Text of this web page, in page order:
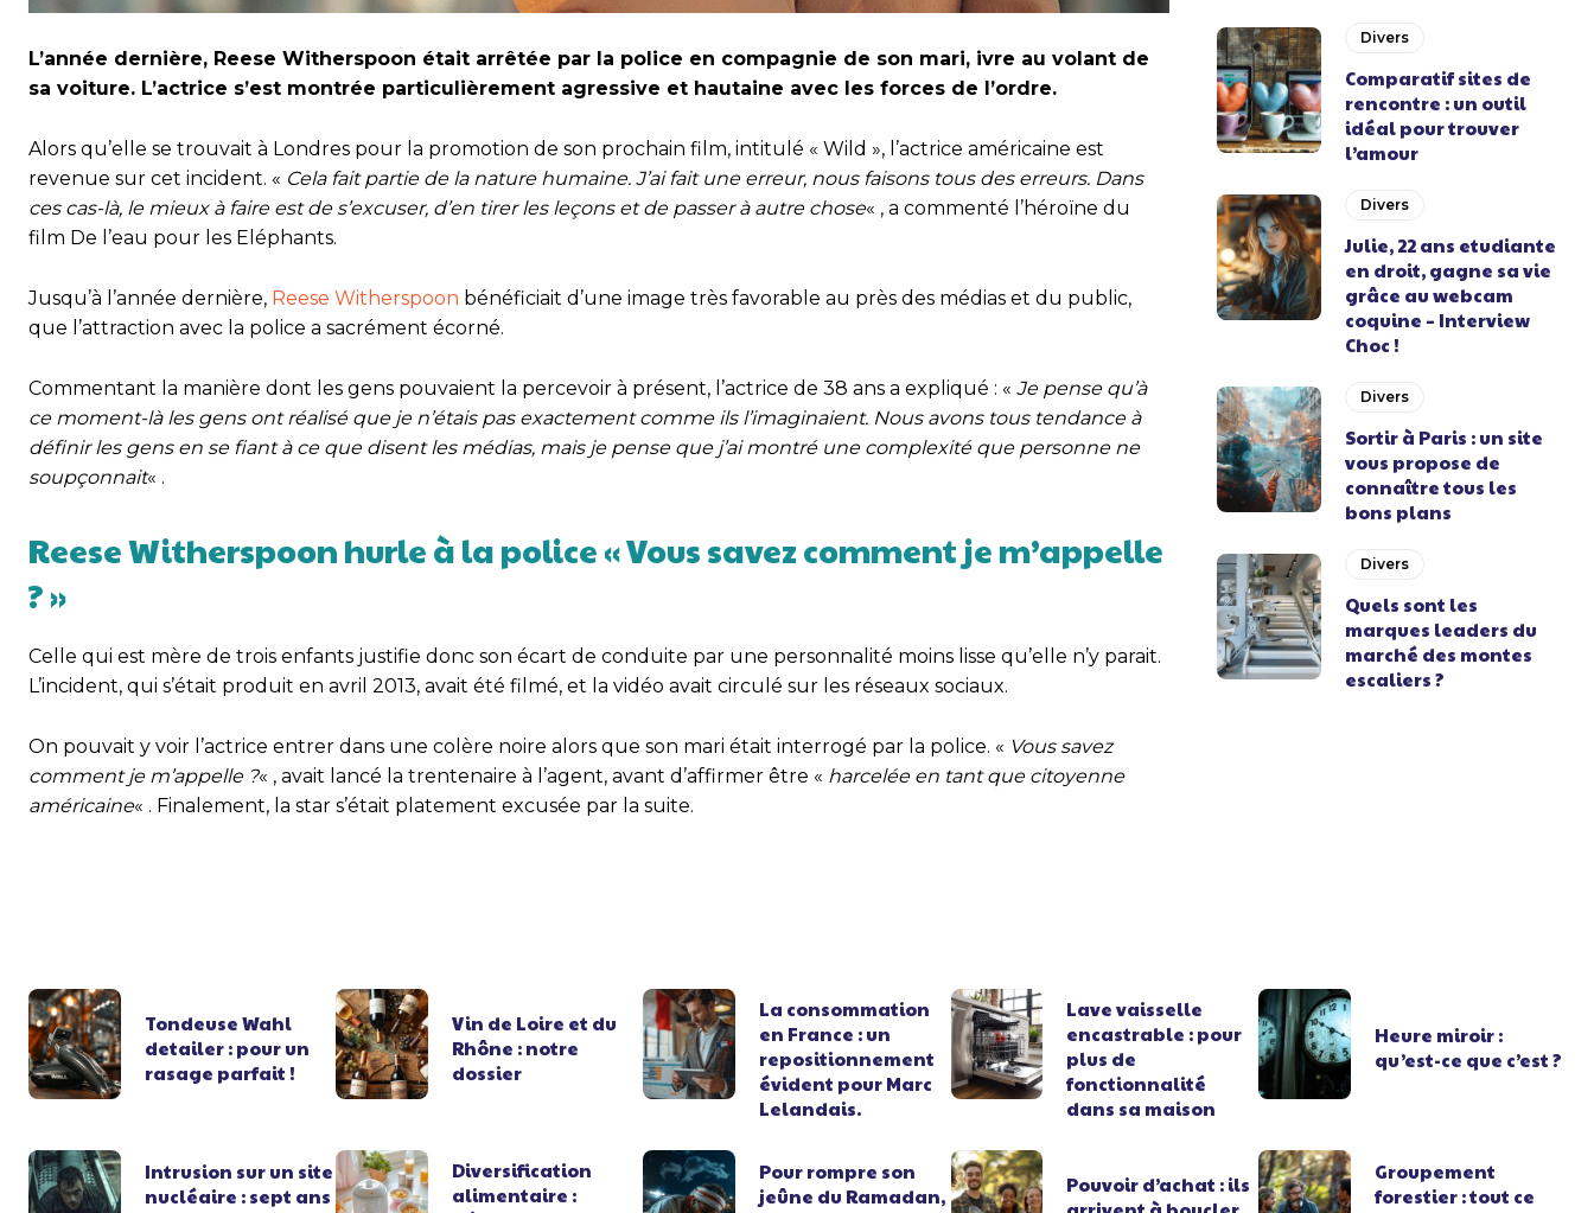
L’année dernière, Reese Witherspoon était arrêtée par la police en compagnie de son mari, ivre au volant de
sa voiture. L’actrice s’est montrée particulièrement agressive et hautaine avec les forces de l’ordre.
Alors qu’elle se trouvait à Londres pour la promotion de son prochain film, intitulé « Wild », l’actrice américaine est
revenue sur cet incident. « Cela fait partie de la nature humaine. J’ai fait une erreur, nous faisons tous des erreurs. Dans
ces cas-là, le mieux à faire est de s’excuser, d’en tirer les leçons et de passer à autre chose« , a commenté l’héroïne du
film De l’eau pour les Eléphants.
Jusqu’à l’année dernière, Reese Witherspoon bénéficiait d’une image très favorable au près des médias et du public,
que l’attraction avec la police a sacrément écorné.
Commentant la manière dont les gens pouvaient la percevoir à présent, l’actrice de 38 ans a expliqué : « Je pense qu’à
ce moment-là les gens ont réalisé que je n’étais pas exactement comme ils l’imaginaient. Nous avons tous tendance à
définir les gens en se fiant à ce que disent les médias, mais je pense que j’ai montré une complexité que personne ne
soupçonnait« .
Reese Witherspoon hurle à la police « Vous savez comment je m’appelle
? »
Celle qui est mère de trois enfants justifie donc son écart de conduite par une personnalité moins lisse qu’elle n’y parait.
L’incident, qui s’était produit en avril 2013, avait été filmé, et la vidéo avait circulé sur les réseaux sociaux.
On pouvait y voir l’actrice entrer dans une colère noire alors que son mari était interrogé par la police. « Vous savez
comment je m’appelle ?« , avait lancé la trentenaire à l’agent, avant d’affirmer être « harcelée en tant que citoyenne
américaine« . Finalement, la star s’était platement excusée par la suite.
Divers
Comparatif sites de
rencontre : un outil
idéal pour trouver
l’amour
Divers
Julie, 22 ans etudiante
en droit, gagne sa vie
grâce au webcam
coquine – Interview
Choc !
Divers
Sortir à Paris : un site
vous propose de
connaître tous les
bons plans
Divers
Quels sont les
marques leaders du
marché des montes
escaliers ?
Tondeuse Wahl
detailer : pour un
rasage parfait !
Vin de Loire et du
Rhône : notre
dossier
La consommation
en France : un
repositionnement
évident pour Marc
Lelandais.
Lave vaisselle
encastrable : pour
plus de
fonctionnalité
dans sa maison
Heure miroir :
qu’est-ce que c’est ?
Intrusion sur un site
nucléaire : sept ans
Diversification
alimentaire :
Pour rompre son
jeûne du Ramadan,
Pouvoir d’achat : ils
Groupement
forestier : tout ce